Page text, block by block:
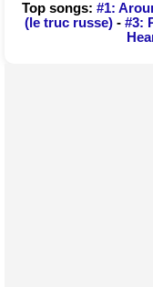
Top songs: #1:
(le truc russe) - #3: